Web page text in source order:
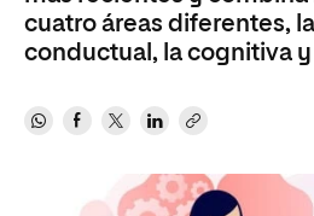
cuatro áreas diferentes,
conductual, la cognitiva